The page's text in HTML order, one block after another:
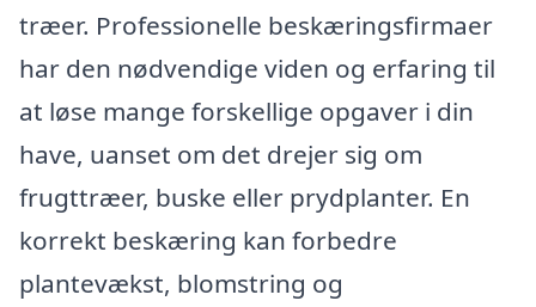
træer. Professionelle beskæringsfirmaer
har den nødvendige viden og erfaring til
at løse mange forskellige opgaver i din
have, uanset om det drejer sig om
frugttræer, buske eller prydplanter. En
korrekt beskæring kan forbedre
plantevækst, blomstring og